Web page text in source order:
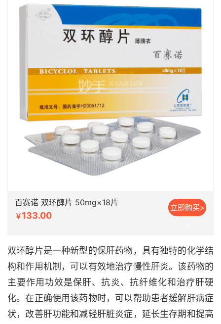
百赛诺 双环醇片 50mg×18片
￥133.00
立即购买>
双环醇片是一种新型的保肝药物，具有独特的化学结
构和作用机制，可以有效地治疗慢性肝炎。该药物的
主要作用功效是保肝、抗炎、抗纤维化和治疗肝硬
化。在正确使用该药物时，可以帮助患者缓解肝病症
状，改善肝功能和减轻肝脏炎症，延长生存期和提高